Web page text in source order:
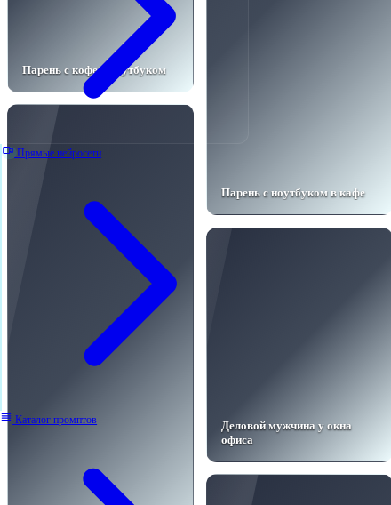
Прямые нейросети
Каталог промптов
Парень с кофе и ноутбуком
Парень с ноутбуком в кафе
Деловой мужчина у окна
офиса